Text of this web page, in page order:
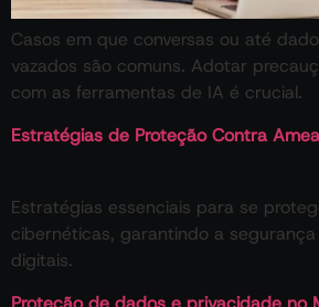
Casos em que conversas ou até
vazados são comuns. Adotar
com as ferramentas de IA é crucial.
Estratégias de Proteção Contra
Estratégias essenciais para se
cibernéticas, garantindo a
digitais.